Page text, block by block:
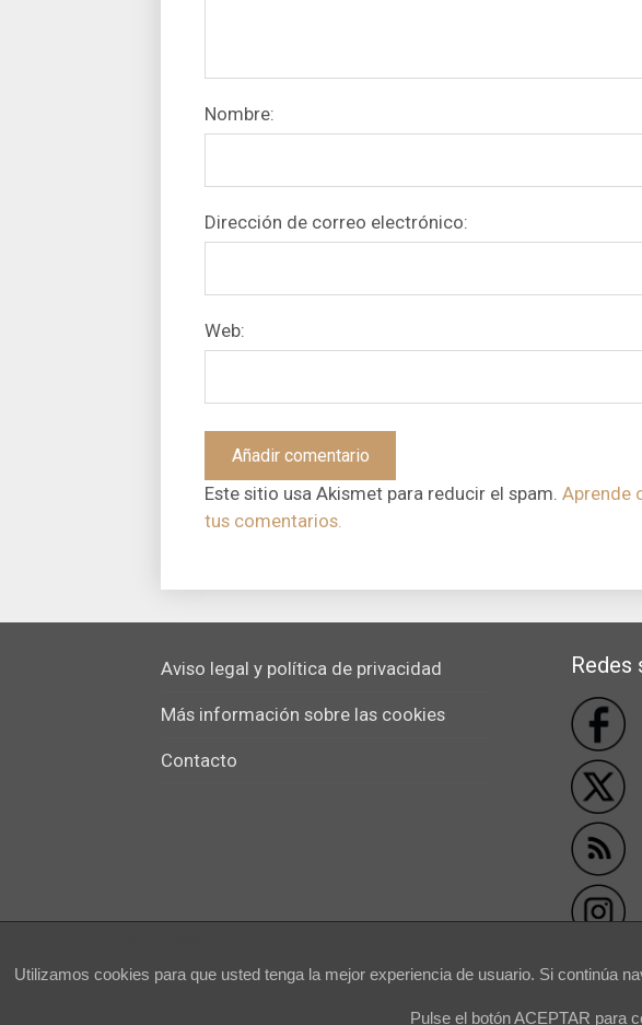
Nombre:
Dirección de correo electrónico:
Web:
Este sitio usa Akismet para reducir el spam. Aprende
tus comentarios.
Aviso legal y política de privacidad
Más información sobre las cookies
Contacto
Redes
Utilizamos cookies para que usted tenga la mejor experiencia de usuario. Si continúa
Pulse el botón ACEPTAR para